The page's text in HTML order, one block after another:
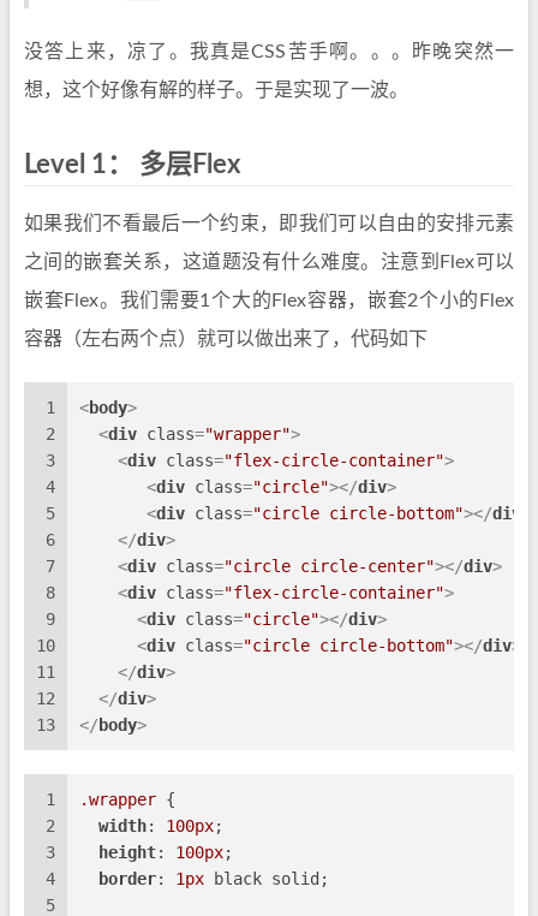
没答上来，凉了。我真是CSS苦手啊。。。昨晚突然一
想，这个好像有解的样子。于是实现了一波。
Level 1： 多层Flex
如果我们不看最后一个约束，即我们可以自由的安排元素
之间的嵌套关系，这道题没有什么难度。注意到Flex可以
嵌套Flex。我们需要1个大的Flex容器，嵌套2个小的Flex
容器（左右两个点）就可以做出来了，代码如下
1
2
3
4
5
6
7
8
9
10
11
12
13
<body>
<div class="wrapper">
<div class="flex-circle-container">
<div class="circle"></div>
<div class="circle circle-bottom"></div
</div>
<div class="circle circle-center"></div>
<div class="flex-circle-container">
<div class="circle"></div>
<div class="circle circle-bottom"></div>
</div>
</div>
</ body>
1
2
3
4
5
.wrapper {
width: 100px;
height: 100px;
border: 1px black solid;